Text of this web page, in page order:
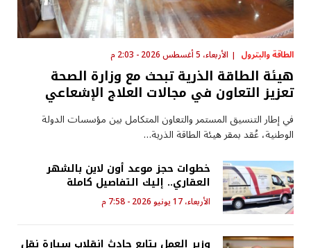
الطاقة والبترول الأربعاء، 5 أغسطس 2026 - 2:03 م
هيئة الطاقة الذرية تبحث مع وزارة الصحة
تعزيز التعاون في مجالات العلاج الإشعاعي
في إطار التنسيق المستمر والتعاون المتكامل بين مؤسسات الدولة
الوطنية، عُقد بمقر هيئة الطاقة الذرية…
خطوات حجز موعد أون لاين بالشهر
العقاري.. إليك التفاصيل كاملة
الأربعاء، 17 يونيو 2026 - 7:58 م
وزير العمل يتابع حادث انقلاب سيارة نقل